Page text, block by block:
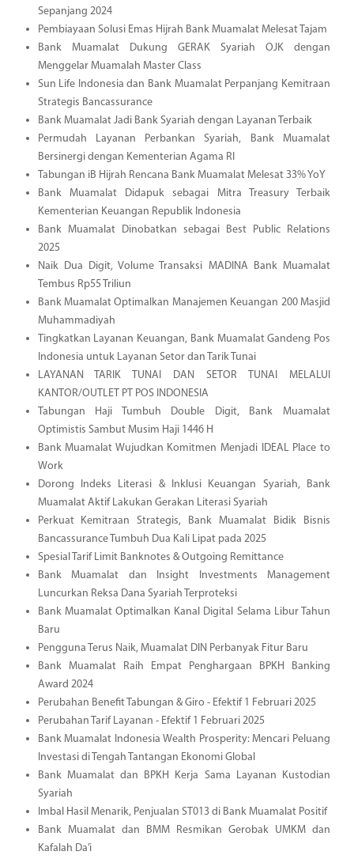
Sepanjang 2024
Pembiayaan Solusi Emas Hijrah Bank Muamalat Melesat Tajam
Bank Muamalat Dukung GERAK Syariah OJK dengan
Menggelar Muamalah Master Class
Sun Life Indonesia dan Bank Muamalat Perpanjang Kemitraan
Strategis Bancassurance
Bank Muamalat Jadi Bank Syariah dengan Layanan Terbaik
Permudah Layanan Perbankan Syariah, Bank Muamalat
Bersinergi dengan Kementerian Agama RI
Tabungan iB Hijrah Rencana Bank Muamalat Melesat 33% YoY
Bank Muamalat Didapuk sebagai Mitra Treasury Terbaik
Kementerian Keuangan Republik Indonesia
Bank Muamalat Dinobatkan sebagai Best Public Relations
2025
Naik Dua Digit, Volume Transaksi MADINA Bank Muamalat
Tembus Rp55 Triliun
Bank Muamalat Optimalkan Manajemen Keuangan 200 Masjid
Muhammadiyah
Tingkatkan Layanan Keuangan, Bank Muamalat Gandeng Pos
Indonesia untuk Layanan Setor dan Tarik Tunai
LAYANAN TARIK TUNAI DAN SETOR TUNAI MELALUI
KANTOR/OUTLET PT POS INDONESIA
Tabungan Haji Tumbuh Double Digit, Bank Muamalat
Optimistis Sambut Musim Haji 1446 H
Bank Muamalat Wujudkan Komitmen Menjadi IDEAL Place to
Work
Dorong Indeks Literasi & Inklusi Keuangan Syariah, Bank
Muamalat Aktif Lakukan Gerakan Literasi Syariah
Perkuat Kemitraan Strategis, Bank Muamalat Bidik Bisnis
Bancassurance Tumbuh Dua Kali Lipat pada 2025
Spesial Tarif Limit Banknotes & Outgoing Remittance
Bank Muamalat dan Insight Investments Management
Luncurkan Reksa Dana Syariah Terproteksi
Bank Muamalat Optimalkan Kanal Digital Selama Libur Tahun
Baru
Pengguna Terus Naik, Muamalat DIN Perbanyak Fitur Baru
Bank Muamalat Raih Empat Penghargaan BPKH Banking
Award 2024
Perubahan Benefit Tabungan & Giro - Efektif 1 Februari 2025
Perubahan Tarif Layanan - Efektif 1 Februari 2025
Bank Muamalat Indonesia Wealth Prosperity: Mencari Peluang
Investasi di Tengah Tantangan Ekonomi Global
Bank Muamalat dan BPKH Kerja Sama Layanan Kustodian
Syariah
Imbal Hasil Menarik, Penjualan ST013 di Bank Muamalat Positif
Bank Muamalat dan BMM Resmikan Gerobak UMKM dan
Kafalah Da’i